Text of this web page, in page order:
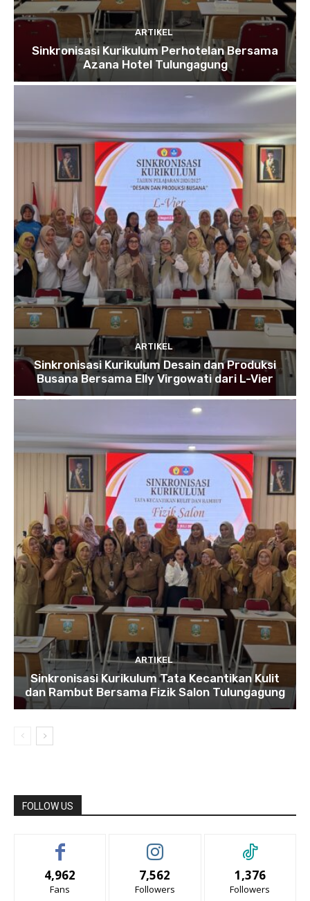
ARTIKEL
Sinkronisasi Kurikulum Perhotelan Bersama
Azana Hotel Tulungagung
ARTIKEL
Sinkronisasi Kurikulum Desain dan Produksi
Busana Bersama Elly Virgowati dari L-Vier
ARTIKEL
Sinkronisasi Kurikulum Tata Kecantikan Kulit
dan Rambut Bersama Fizik Salon Tulungagung
FOLLOW US
4,962
Fans
7,562
Followers
1,376
Followers